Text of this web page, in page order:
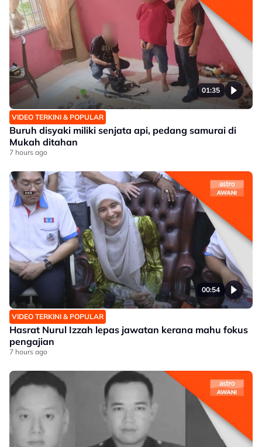
01:35
VIDEO TERKINI & POPULAR
Buruh disyaki miliki senjata api, pedang samurai di
Mukah ditahan
7 hours ago
00:54
VIDEO TERKINI & POPULAR
Hasrat Nurul Izzah lepas jawatan kerana mahu fokus
pengajian
7 hours ago